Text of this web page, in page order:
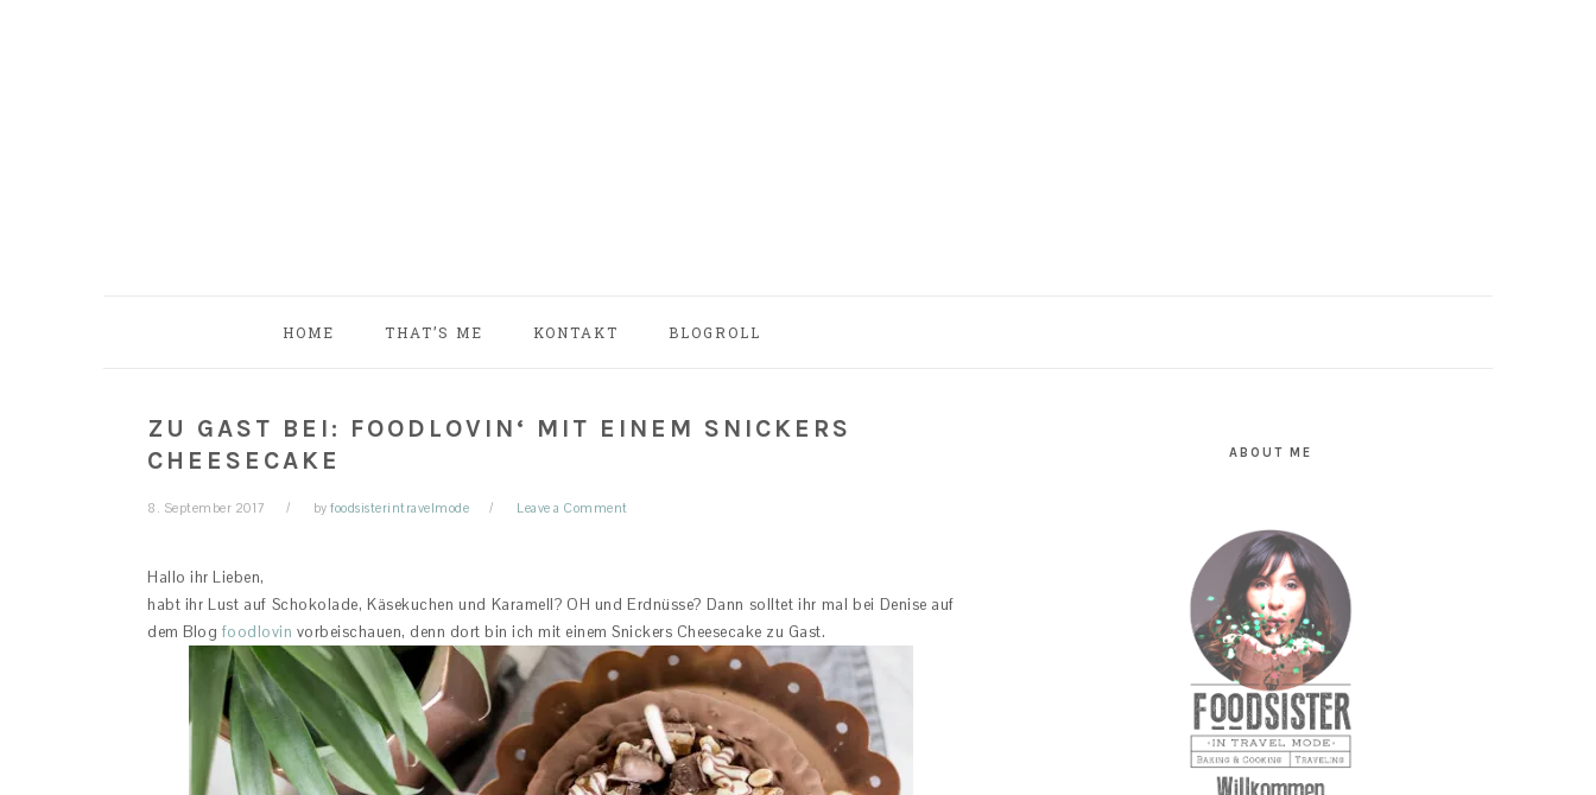
HOME THAT’S ME KONTAKT BLOGROLL
ZU GAST BEI: FOODLOVIN‘ MIT EINEM SNICKERS
CHEESECAKE
8. September 2017 by foodsisterintravelmode Leave a Comment
Hallo ihr Lieben,
habt ihr Lust auf Schokolade, Käsekuchen und Karamell? OH und Erdnüsse? Dann solltet ihr mal bei Denise auf
dem Blogfoodlovin vorbeischauen, denn dort bin ich mit einem Snickers Cheesecake zu Gast.
ABOUT ME